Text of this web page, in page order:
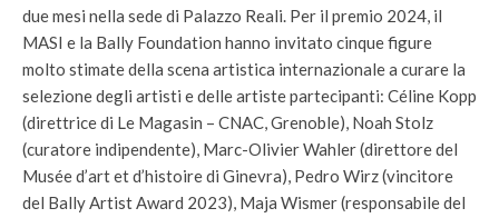
due mesi nella sede di Palazzo Reali. Per il premio 2024, il
MASI e la Bally Foundation hanno invitato cinque figure
molto stimate della scena artistica internazionale a curare la
selezione degli artisti e delle artiste partecipanti: Céline Kopp
(direttrice di Le Magasin – CNAC, Grenoble), Noah Stolz
(curatore indipendente), Marc-Olivier Wahler (direttore del
Musée d’art et d’histoire di Ginevra), Pedro Wirz (vincitore
del Bally Artist Award 2023), Maja Wismer (responsabile del